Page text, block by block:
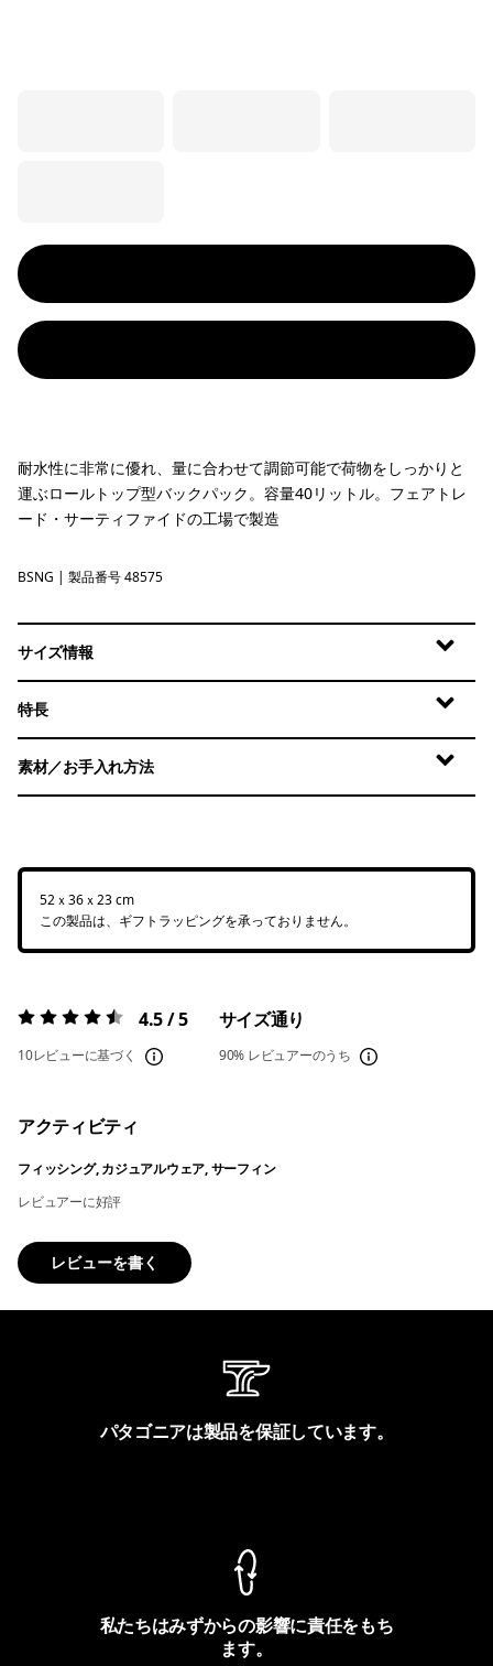
耐水性に非常に優れ、量に合わせて調節可能で荷物をしっかりと
運ぶロールトップ型バックパック。容量40リットル。フェアトレ
ード・サーティファイドの工場で製造
Basin Green
BSNG | 製品番号 48575
サイズ情報
特長
素材／お手入れ方法
52ｘ36ｘ23 cm
この製品は、ギフトラッピングを承っておりません。
評価:4.5 / 5 4.5 / 5
10レビューに基づく
サイズ通り
90% レビュアーのうち
アクティビティ
フィッシング, カジュアルウェア, サーフィン
レビュアーに好評
レビューを書く
パタゴニアは製品を保証しています。
私たちはみずからの影響に責任をもち
ます。